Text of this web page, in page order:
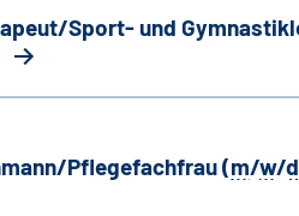
Sport- und
Pflegefachfrau (m/w/d